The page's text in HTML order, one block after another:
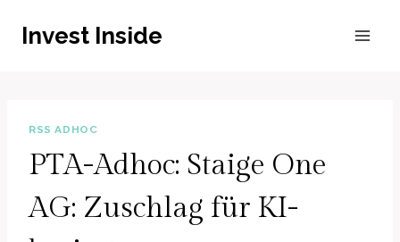
InhaltInvest Inside
RSS ADHOC
PTA-Adhoc: Staige One
AG: Zuschlag für KI-